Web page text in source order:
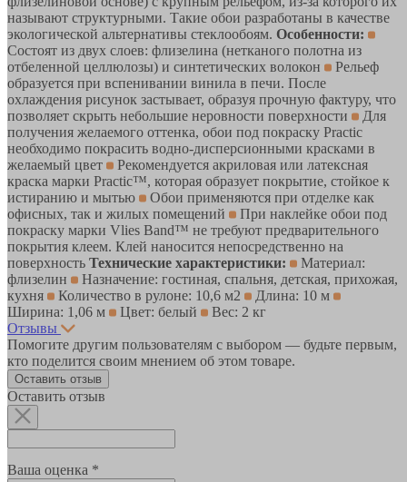
называют структурными. Такие обои разработаны в качестве
экологической альтернативы стеклообоям. Особенности:
Состоят из двух слоев: флизелина (нетканого полотна из
отбеленной целлюлозы) и синтетических волокон
Рельеф
образуется при вспенивании винила в печи. После
охлаждения рисунок застывает, образуя прочную фактуру, что
позволяет скрыть небольшие неровности поверхности
Для
получения желаемого оттенка, обои под покраску Practic
необходимо покрасить водно-дисперсионными красками в
желаемый цвет
Рекомендуется акриловая или латексная
краска марки Practic™, которая образует покрытие, стойкое к
истиранию и мытью
Обои применяются при отделке как
офисных, так и жилых помещений
При наклейке обои под
покраску марки Vlies Band™ не требуют предварительного
покрытия клеем. Клей наносится непосредственно на
поверхность Технические характеристики:
Материал:
флизелин
Назначение: гостиная, спальня, детская, прихожая,
кухня
Количество в рулоне: 10,6 м2
Длина: 10 м
Ширина: 1,06 м
Цвет: белый
Вес: 2 кг
Отзывы
Помогите другим пользователям с выбором — будьте первым,
кто поделится своим мнением об этом товаре.
Оставить отзыв
Оставить отзыв
Ваша оценка *